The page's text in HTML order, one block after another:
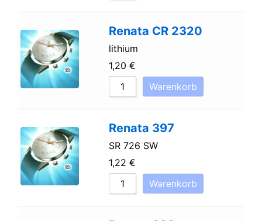
Renata CR 2320
lithium
1,20 €
Warenkorb
Renata 397
SR 726 SW
1,22 €
Warenkorb